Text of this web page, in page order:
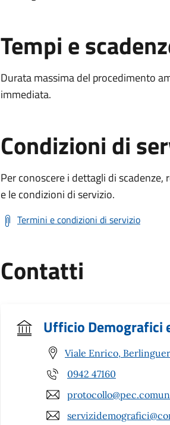
Tempi e
Durata massima del procedimento
immediata.
Condizioni di
Per conoscere i dettagli di
e le condizioni di servizio.
Termini e condizioni di servizio
Contatti
Ufficio Demografici
Viale Enrico,
0942 47160